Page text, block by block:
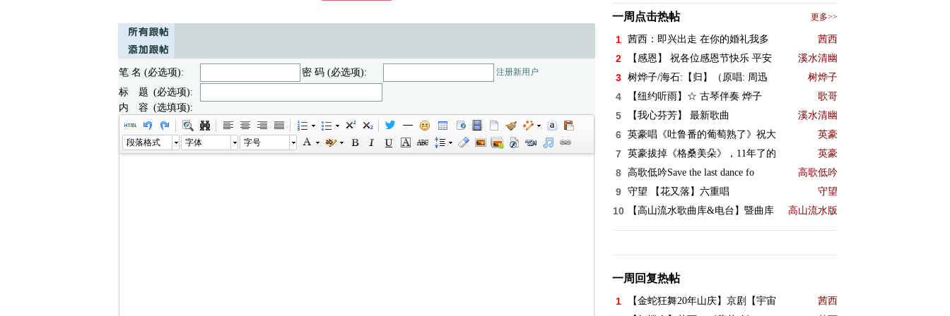
笔 名 (必选项): 密 码 (必选项): 注册新用户
标 题 (必选项):
内 容 (选填项):
段落格式 字体 字号
一周点击热帖 更多>>
1 茜西：即兴出走 在你的婚礼我多 茜西
2 【感恩】 祝各位感恩节快乐 平安 溪水清幽
3 树烨子/海石:【归】（原唱: 周迅 树烨子
4 【纽约听雨】☆ 古琴伴奏 烨子 歌哥
5 【我心芬芳】 最新歌曲 溪水清幽
6 英豪唱《吐鲁番的葡萄熟了》祝大 英豪
7 英豪拔掉《格桑美朵》，11年了的 英豪
8 高歌低吟Save the last dance fo 高歌低吟
9 守望 【花又落】六重唱 守望
10 【高山流水歌曲库&电台】暨曲库 高山流水版
一周回复热帖
1 【金蛇狂舞20年山庆】京剧【宇宙 茜西